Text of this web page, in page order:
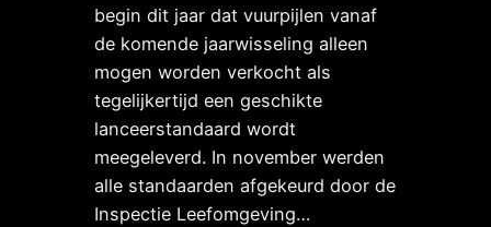
begin dit jaar dat vuurpijlen vanaf
de komende jaarwisseling alleen
mogen worden verkocht als
tegelijkertijd een geschikte
lanceerstandaard wordt
meegeleverd. In november werden
alle standaarden afgekeurd door de
Inspectie Leefomgeving…